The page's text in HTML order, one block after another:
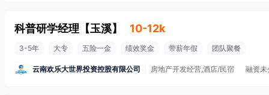
科普研学经理 【玉溪】 10-12k
3-5年 大专 五险一金 绩效奖金 带薪年假 团队聚餐
云南欢乐大世界投资控股有限公司 房地产开发经营,酒店/民宿 融资未